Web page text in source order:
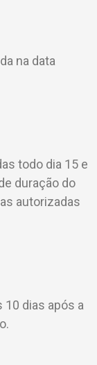
na data
todo dia 15 e
duração do
autorizadas
10 dias após a